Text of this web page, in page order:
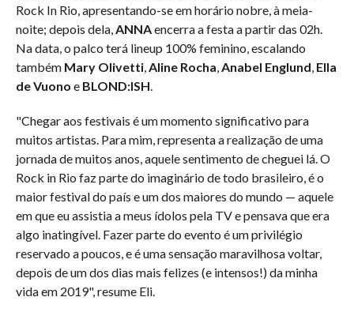
Rock In Rio, apresentando-se em horário nobre, à meia-
noite; depois dela,ANNAencerra a festa a partir das 02h.
Na data, o palco terá lineup 100% feminino, escalando
também Mary Olivetti,Aline Rocha,Anabel Englund, Ella
de Vuono e BLOND:ISH.
"Chegar aos festivais é um momento significativo para
muitos artistas. Para mim, representa a realização de uma
jornada de muitos anos, aquele sentimento de cheguei lá. O
Rock in Rio faz parte do imaginário de todo brasileiro, é o
maior festival do país e um dos maiores do mundo — aquele
em que eu assistia a meus ídolos pela TV e pensava que era
algo inatingível. Fazer parte do evento é um privilégio
reservado a poucos, e é uma sensação maravilhosa voltar,
depois de um dos dias mais felizes (e intensos!) da minha
vida em 2019", resume Eli.